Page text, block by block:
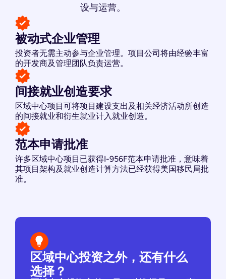
设与运营。
被动式企业管理
投资者无需主动参与企业管理。项目公司将由经验丰富
的开发商及管理团队负责运营。
间接就业创造要求
区域中心项目可将项目建设支出及相关经济活动所创造
的间接就业和衍生就业计入就业创造。
范本申请批准
许多区域中心项目已获得I-956F范本申请批准，意味着
其项目架构及就业创造计算方法已经获得美国移民局批
准。
区域中心投资之外，还有什么
选择？